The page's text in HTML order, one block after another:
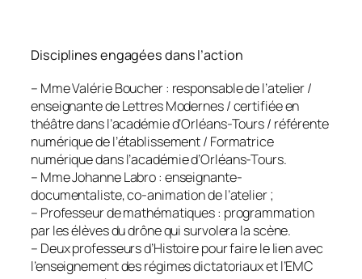
Disciplines engagées dans l’action
– Mme Valérie Boucher : responsable de l’atelier /
enseignante de Lettres Modernes / certifiée en
théâtre dans l’académie d’Orléans-Tours / référente
numérique de l’établissement / Formatrice
numérique dans l’académie d’Orléans-Tours.
– Mme Johanne Labro : enseignante-
documentaliste, co-animation de l’atelier ;
– Professeur de mathématiques : programmation
par les élèves du drône qui survolera la scène.
– Deux professeurs d’Histoire pour faire le lien avec
l’enseignement des régimes dictatoriaux et l’EMC